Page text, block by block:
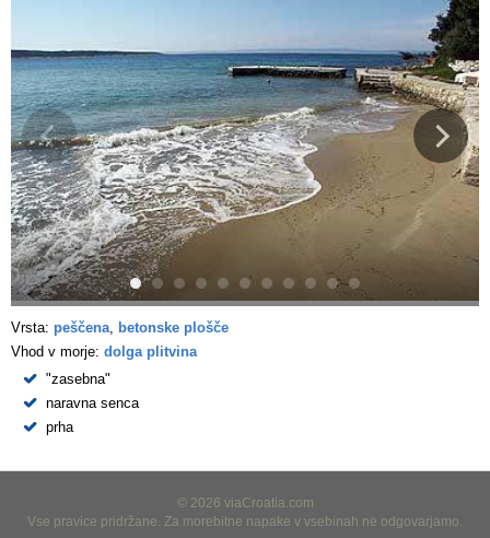
Vrsta: peščena, betonske plošče
Vhod v morje: dolga plitvina
"zasebna"
naravna senca
prha
© 2026 viaCroatia.com
Vse pravice pridržane. Za morebitne napake v vsebinah ne odgovarjamo.